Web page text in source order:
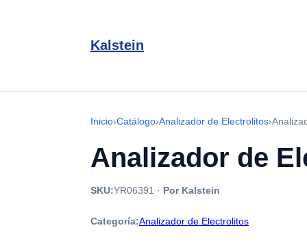
Kalstein
Inicio›Catálogo›Analizador de Electrolitos›
Analizador de
SKU:YR06391 · Por Kalstein
Categoría:Analizador de Electrolitos